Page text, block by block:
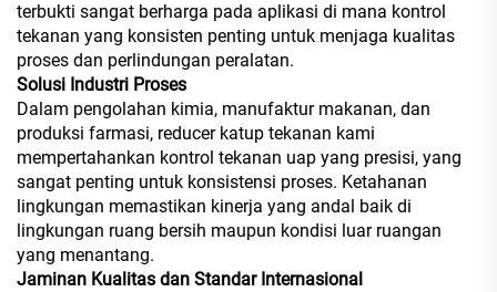
terbukti sangat berharga pada aplikasi di mana kontrol
tekanan yang konsisten penting untuk menjaga kualitas
proses dan perlindungan peralatan.
Solusi Industri Proses
Dalam pengolahan kimia, manufaktur makanan, dan
produksi farmasi, reducer katup tekanan kami
mempertahankan kontrol tekanan uap yang presisi, yang
sangat penting untuk konsistensi proses. Ketahanan
lingkungan memastikan kinerja yang andal baik di
lingkungan ruang bersih maupun kondisi luar ruangan
yang menantang.
Jaminan Kualitas dan Standar Internasional